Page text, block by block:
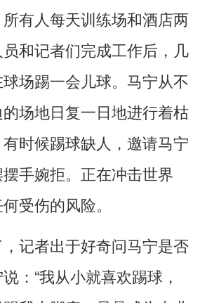
有人每天训练场和酒店两
和记者们完成工作后，几
场踢一会儿球。马宁从不
场地日复一日地进行着枯
时候踢球缺人，邀请马宁
手婉拒。正在冲击世界
受伤的风险。
者出于好奇问马宁是否
：“我从小就喜欢踢球，